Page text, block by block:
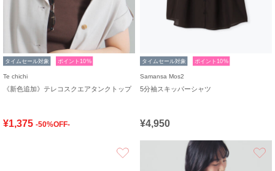
タイムセール対象 ポイント10%
Te chichi
《新色追加》テレコスクエアタンクトップ
¥1,375 -50%OFF-
タイムセール対象 ポイント10%
Samansa Mos2
5分袖スキッパーシャツ
¥4,950